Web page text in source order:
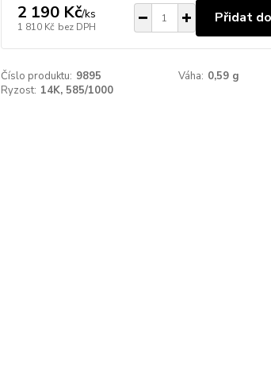
2 190 Kč/ks
1 810 Kč bez DPH
Přidat
Číslo produktu: 9895 Váha: 0,59 g
Ryzost: 14K, 585/1000